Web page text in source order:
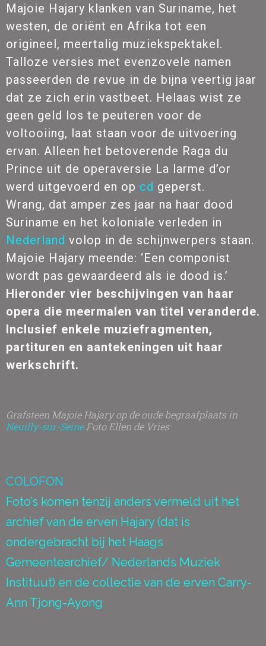
Majoie Hajary klanken van Suriname, het
westen, de oriënt en Afrika tot een
origineel, meertalig muziekspektakel.
Talloze versies met evenzovele namen
passeerden de revue in de bijna veertig jaar
dat ze zich erin vastbeet. Helaas wist ze
geen geld los te peuteren voor de
voltooiing, laat staan voor de uitvoering
ervan. Alleen het betoverende Raga du
Prince uit de operaversie La larme d’or
werd uitgevoerd en op cd geperst.
Wrang, dat amper zes jaar na haar dood
Suriname en het koloniale verleden in
Nederland volop in de schijnwerpers staan.
Majoie Hajary meende: ‘Een componist
wordt pas gewaardeerd als ie dood is.’
Hieronder vier beschijvingen van haar
opera die meermalen van titel veranderde.
Inclusief enkele muziefragmenten,
partituren en aantekeningen uit haar
werkschrift.
Grafsteen Majoie Hajary op de oude begraafplaats in
Neuilly-sur-SeineFoto Ellen de Vries
COLOFON
Foto’s komen tenzij anders vermeld uit het
archief van de erven Hajary (dat is
ondergebracht bij het Haags
Gemeentearchief/ Nederlands Muziek
Instituut) en de collectie van de erven Carry-
Ann Tjong-Ayong